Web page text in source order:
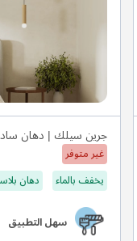
جرين سيلك | دهان
غير متوفر
يخفف بالماء
دهان
سهل التطبيق